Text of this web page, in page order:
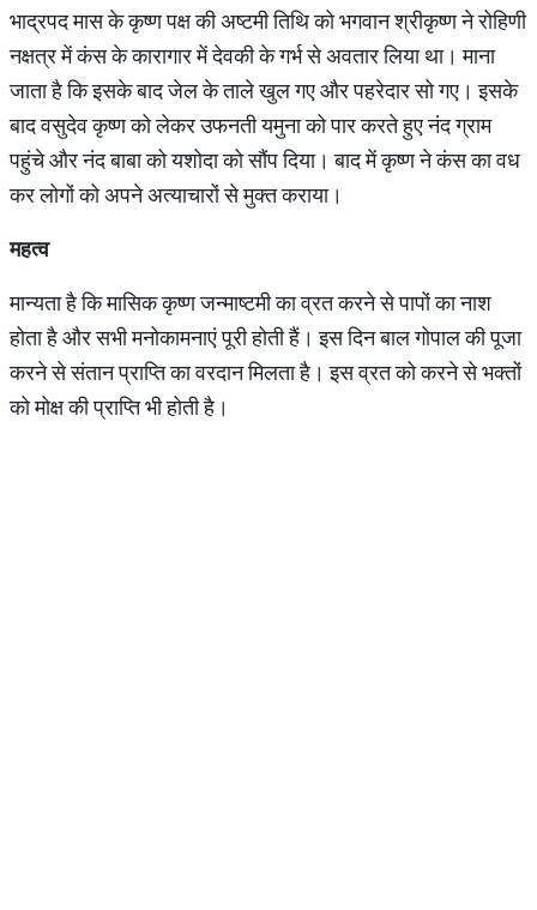
भाद्रपद मास के कृष्ण पक्ष की अष्टमी तिथि को भगवान श्रीकृष्ण ने रोहिणी
नक्षत्र में कंस के कारागार में देवकी के गर्भ से अवतार लिया था। माना
जाता है कि इसके बाद जेल के ताले खुल गए और पहरेदार सो गए। इसके
बाद वसुदेव कृष्ण को लेकर उफनती यमुना को पार करते हुए नंद ग्राम
पहुंचे और नंद बाबा को यशोदा को सौंप दिया। बाद में कृष्ण ने कंस का वध
कर लोगों को अपने अत्याचारों से मुक्त कराया।
महत्व
मान्यता है कि मासिक कृष्ण जन्माष्टमी का व्रत करने से पापों का नाश
होता है और सभी मनोकामनाएं पूरी होती हैं। इस दिन बाल गोपाल की पूजा
करने से संतान प्राप्ति का वरदान मिलता है। इस व्रत को करने से भक्तों
को मोक्ष की प्राप्ति भी होती है।